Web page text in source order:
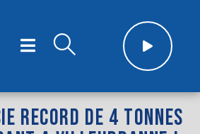
RECORD DE 4 TONNES